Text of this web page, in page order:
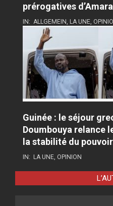
prérogatives
IN: ALLGEMEIN LA UNE
Guinée : le séjour
Doumbouya relance
la stabilité du
IN: LA UNE OPINION